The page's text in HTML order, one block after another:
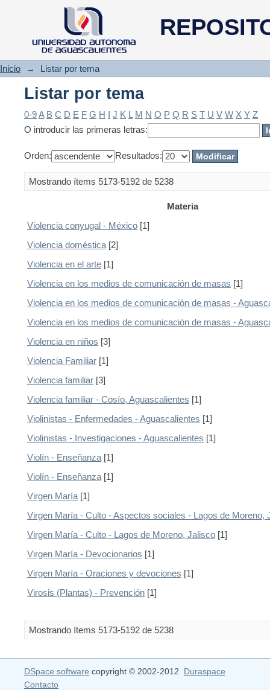
Listar por tema
Inicio → Listar por tema
Listar por tema
0-9A B C D E F G H I J K L M N O P Q R S T U V W X Y Z
O introducir las primeras letras:
Orden: Resultados:
Mostrando ítems 5173-5192 de 5238
Materia
Violencia conyugal - México [1]
Violencia doméstica [2]
Violencia en el arte [1]
Violencia en los medios de comunicación de masas [1]
Violencia en los medios de comunicación de masas -
Violencia en los medios de comunicación de masas -
Violencia en niños [3]
Violencia Familiar [1]
Violencia familiar [3]
Violencia familiar - Cosío, Aguascalientes [1]
Violinistas - Enfermedades - Aguascalientes [1]
Violinistas - Investigaciones - Aguascalientes [1]
Violín - Enseñanza [1]
Violín - Enseñanza [1]
Virgen María [1]
Virgen María - Culto - Aspectos sociales - Lagos de Moreno,
Virgen María - Culto - Lagos de Moreno, Jalisco [1]
Virgen María - Devocionarios [1]
Virgen María - Oraciones y devociones [1]
Virosis (Plantas) - Prevención [1]
Mostrando ítems 5173-5192 de 5238
DSpace software copyright © 2002-2012 Duraspace
Contacto